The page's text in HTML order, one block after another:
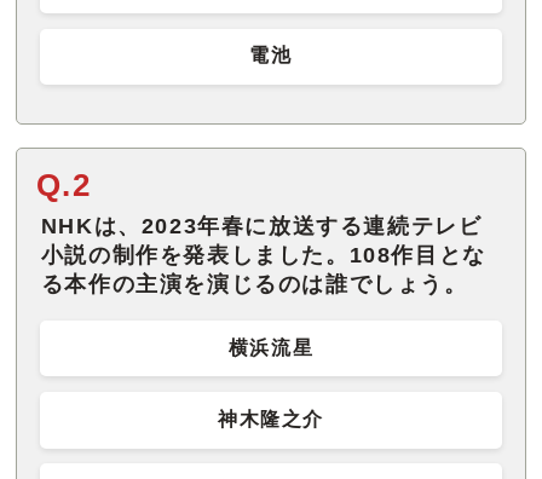
電池
Q.2
NHKは、2023年春に放送する連続テレビ
小説の制作を発表しました。108作目とな
る本作の主演を演じるのは誰でしょう。
横浜流星
神木隆之介